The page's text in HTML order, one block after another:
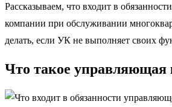
Рассказываем, что входит в
компании при обслуживании
делать, если УК не выполняет своих
Что такое управляющая